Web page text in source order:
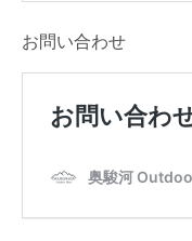
お問い合わせ